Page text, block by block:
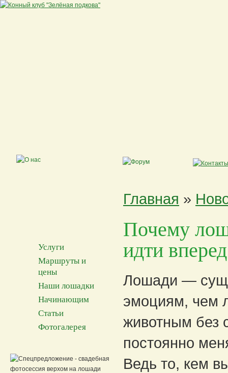
Услуги
Маршруты и
цены
Наши лошадки
Начинающим
Статьи
Фотогалерея
Главная »
Почему
идти вперед
Лошади —
эмоциям, чем
животным без
постоянно
Ведь то, кем